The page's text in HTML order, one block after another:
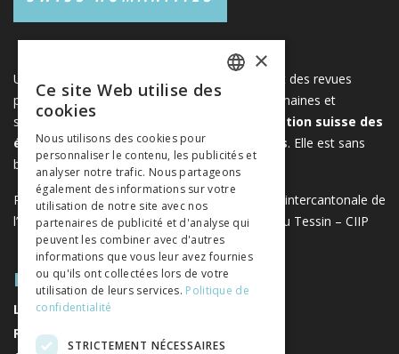
Une plateforme unique regroupant des livres et des revues
publiés par les éditeurs suisses de sciences humaines et
sociales. Libreo.ch est la propriété de l'
Association suisse des
éditeurs de sciences sociales et humaines. Elle est sans
but lucratif.www.editeurssuisses.ch
Projet réalisé avec le soutien de la Conférence intercantonale de
l’instruction publique de la Suisse romande et du Tessin – CIIP
PLAN DU SITE
LIVRES
REVUES
ITALIAN
×
Ce site Web utilise des
cookies
Nous utilisons des cookies pour
personnaliser le contenu, les publicités et
analyser notre trafic. Nous partageons
également des informations sur votre
utilisation de notre site avec nos
partenaires de publicité et d'analyse qui
peuvent les combiner avec d'autres
informations que vous leur avez fournies
ou qu'ils ont collectées lors de votre
utilisation de leurs services. Politique de
confidentialité
STRICTEMENT NÉCESSAIRES